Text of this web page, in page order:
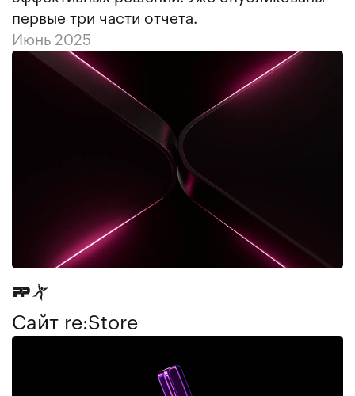
первые три части отчета.
Июнь 2025
Сайт re:Store